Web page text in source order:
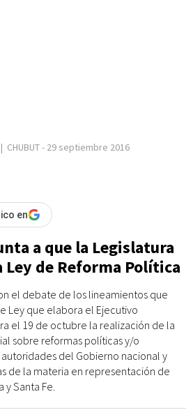
| CHUBUT- 29 septiembre 2016
en
a que la Legislatura
de Reforma Política
el debate de los lineamientos que
Ley que elabora el Ejecutivo
el 19 de octubre la realización de la
sobre reformas políticas y/o
del Gobierno nacional y
de la materia en representación de
y Santa Fe.